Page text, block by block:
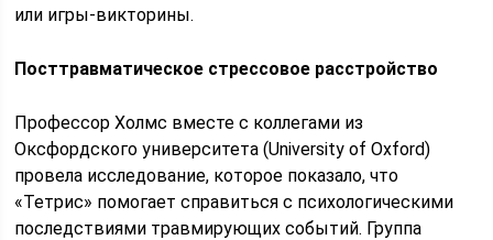
или игры-викторины.
Посттравматическое стрессовое расстройство
Профессор Холмс вместе с коллегами из
Оксфордского университета (University of Oxford)
провела исследование, которое показало, что
«Тетрис» помогает справиться с психологическими
последствиями травмирующих событий. Группа